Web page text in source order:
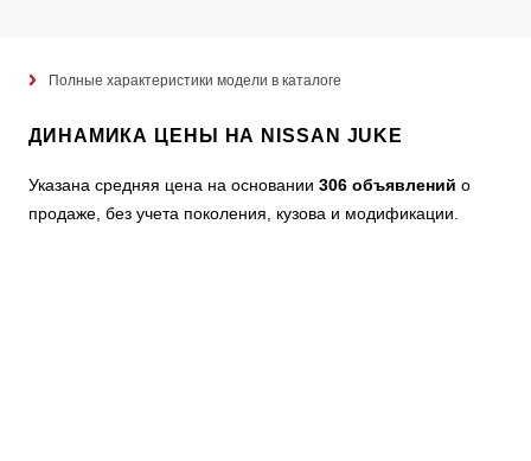
Полные характеристики модели в каталоге
ДИНАМИКА ЦЕНЫ НА NISSAN JUKE
Указана средняя цена на основании 306 объявлений о
продаже, без учета поколения, кузова и модификации.